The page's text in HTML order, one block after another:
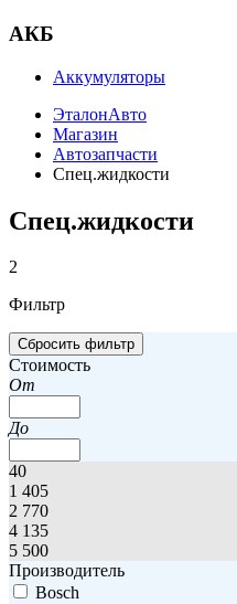
АКБ
Аккумуляторы
ЭталонАвто
Магазин
Автозапчасти
Спец.жидкости
Спец.жидкости
2
Фильтр
Стоимость
От
До
40
1 405
2 770
4 135
5 500
Производитель
Bosch